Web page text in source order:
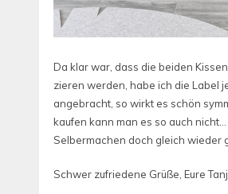
Da klar war, dass die beiden
zieren werden, habe ich die Label
angebracht, so wirkt es schön
kaufen kann man es so auch
Selbermachen doch gleich wieder
Schwer zufriedene Grüße, Eure